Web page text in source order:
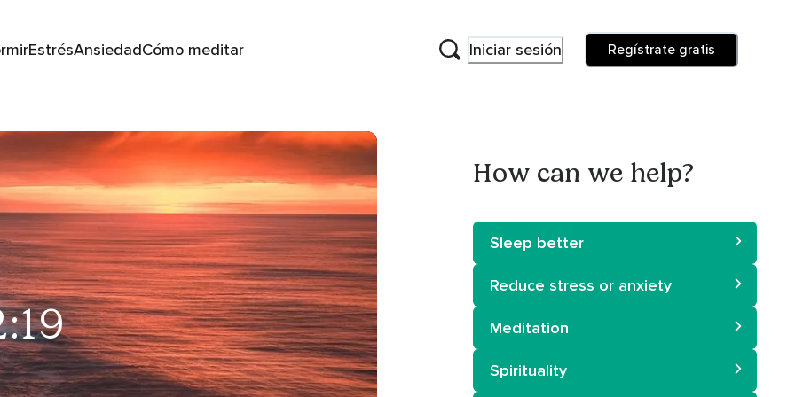
EstrésAnsiedadCómo meditar Iniciar sesión Regístrate gratis
How can we help?
Sleep better
Reduce stress or anxiety
Meditation
Spirituality